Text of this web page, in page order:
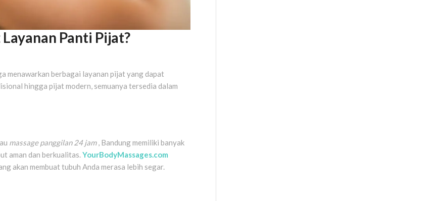
Panti Pijat?
menawarkan berbagai layanan pijat yang dapat
hingga pijat modern, semuanya tersedia dalam
massage panggilan 24 jam, Bandung memiliki banyak
aman dan berkualitas.YourBodyMassages.com
akan membuat tubuh Anda merasa lebih segar.